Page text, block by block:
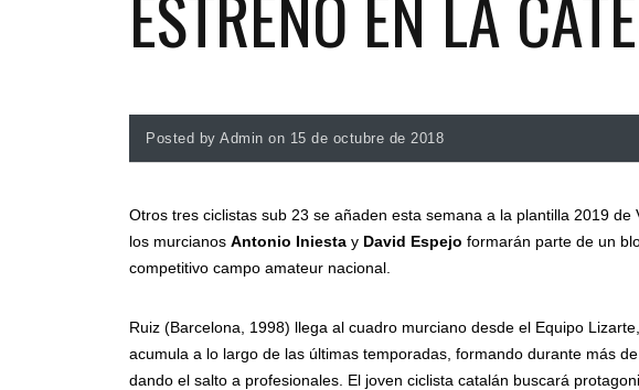
Posted by Admin on 15 de octubre de 2018
Otros tres ciclistas sub 23 se añaden esta semana a la plantilla 2019 de
los murcianos Antonio Iniesta y David Espejo formarán parte de un
competitivo campo amateur nacional.
Ruiz (Barcelona, 1998) llega al cuadro murciano desde el Equipo
acumula a lo largo de las últimas temporadas, formando durante más
dando el salto a profesionales. El joven ciclista catalán buscará